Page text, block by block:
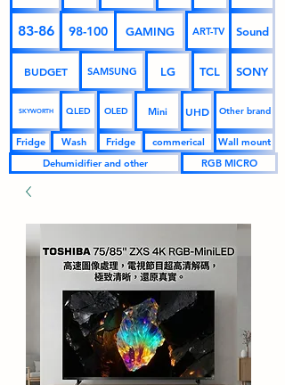
83-86 98-100 GAMING ART-TV Sound
BUDGET SAMSUNG LG TCL SONY
SKYWORTH QLED OLED Mini UHD Other brand
Fridge Wash Fridge commerical
Wall mount
Dehumidifier and other
RGB MICRO